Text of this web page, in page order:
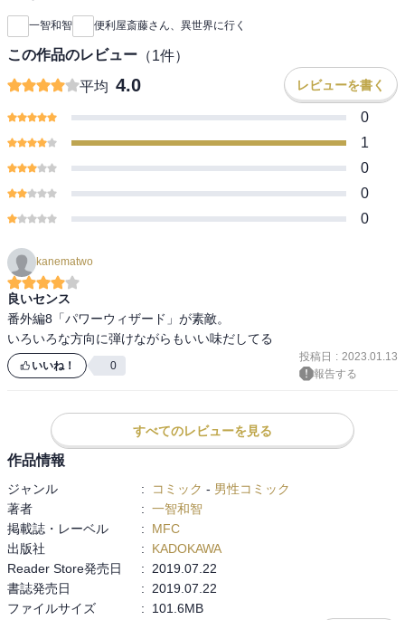
一智和智 便利屋斎藤さん、異世界に行く
この作品のレビュー （1件）
平均 4.0 レビューを書く
0
1
0
0
0
kanematwo
良いセンス
番外編8「パワーウィザード」が素敵。
いろいろな方向に弾けながらもいい味だしてる
いいね！ 0
投稿日 : 2023.01.13
報告する
すべてのレビューを見る
作品情報
ジャンル : コミック - 男性コミック
著者
: 一智和智
掲載誌・レーベル
:
MFC
出版社
:
KADOKAWA
Reader Store発売日
:
2019.07.22
書誌発売日
:
2019.07.22
ファイルサイズ
: 101.6MB